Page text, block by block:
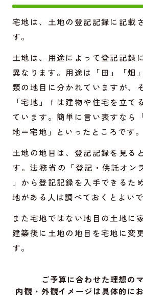
宅地は、土地の登記記録に記載
す。
土地は、用途によって登記記録
異なります。用途は「田」「畑
類の地目に分かれていますが、
「宅地」ｆは建物や住宅を立て
ています。簡単に言い表すなら
地＝宅地」といったところです。
土地の地目は、登記記録を見る
す。法務省の「登記・供託オン
」から登記記録を入手できるた
地がある人は調べておくとよいで
また宅地ではない地目の土地に
建築後に土地の地目を宅地に変
す。
ご予算に合わせた理想の
内観・外観イメージは具体的に